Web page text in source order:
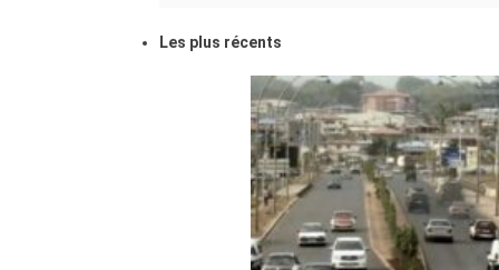
Les plus récents